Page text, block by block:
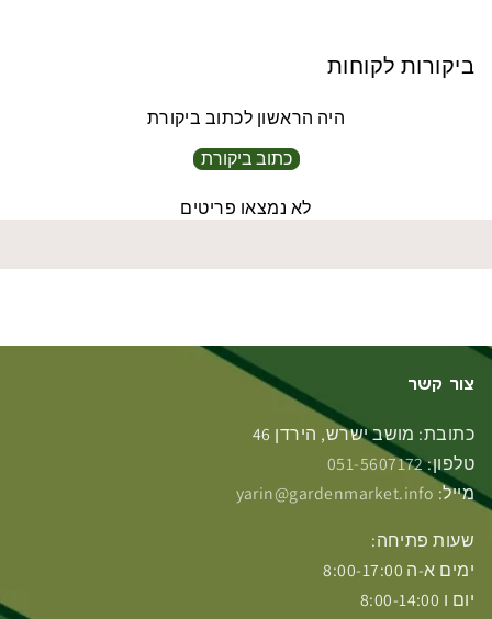
ביקורות לקוחות
היה הראשון לכתוב ביקורת
כתוב ביקורת
לא נמצאו פריטים
צור קשר
כתובת: מושב ישרש, הירדן 46
טלפון:051-5607172
מייל: yarin@gardenmarket.info
שעות פתיחה:
ימים א-ה 8:00-17:00
יום ו 8:00-14:00